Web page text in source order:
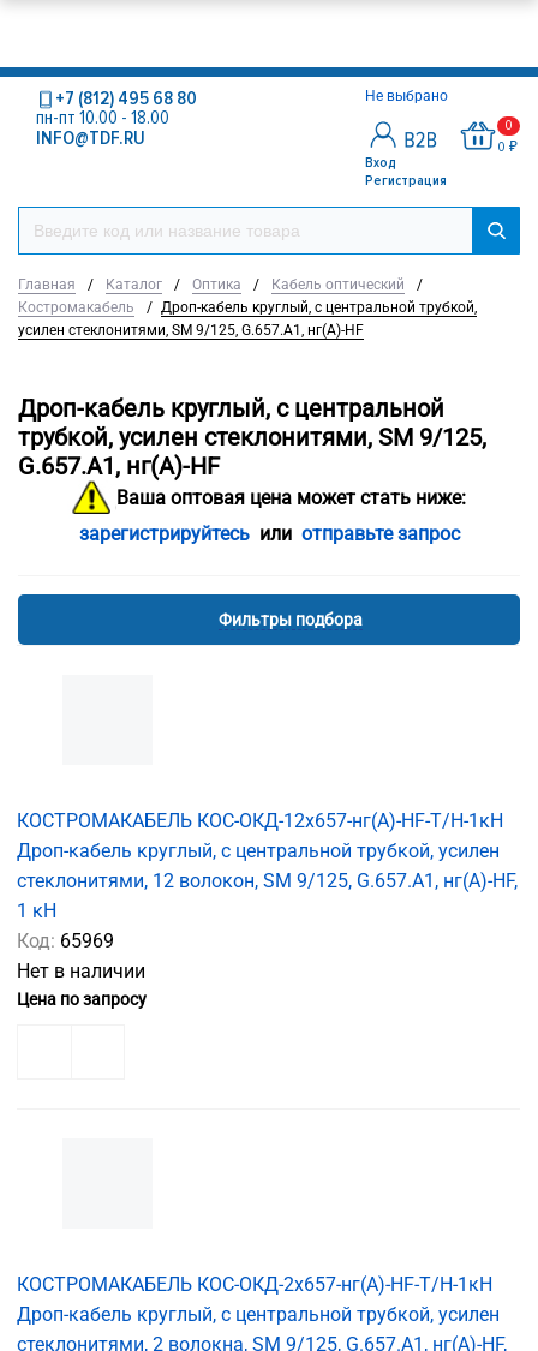
Не выбрано
Вход
Регистрация
0
0 ₽
+7 (812) 495 68 80
пн-пт 10.00 - 18.00
INFO@TDF.RU
Главная / Каталог / Оптика / Кабель оптический
/
Костромакабель
/ Дроп-кабель круглый, с центральной трубкой,
усилен стеклонитями, SM 9/125, G.657.A1, нг(А)-HF
Дроп-кабель круглый, с центральной
трубкой, усилен стеклонитями, SM 9/125,
G.657.A1, нг(А)-HF
Ваша оптовая цена может стать ниже:
зарегистрируйтесьили отправьте запрос
Фильтры подбора
КОСТРОМАКАБЕЛЬ КОС-ОКД-12х657-нг(А)-HF-Т/Н-1кН
Дроп-кабель круглый, с центральной трубкой, усилен
стеклонитями, 12 волокон, SM 9/125, G.657.A1, нг(А)-HF,
1 кН
Код: 65969
Нет в наличии
Цена по запросу
КОСТРОМАКАБЕЛЬ КОС-ОКД-2х657-нг(А)-HF-Т/Н-1кН
Дроп-кабель круглый, с центральной трубкой, усилен
стеклонитями, 2 волокна, SM 9/125, G.657.A1, нг(А)-HF,